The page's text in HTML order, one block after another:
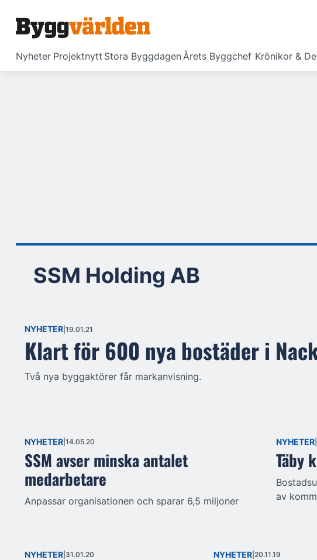
Nyheter Projektnytt Stora ByggdagenÅrets Byggchef Krönikor &
SSM Holding AB
NYHETER 19.01.21
Klart för 600 nya bostäder i
Två nya byggaktörer får markanvisning.
NYHETER 14.05.20
SSM avser minska antalet
medarbetare
Anpassar organisationen och sparar 6,5 miljoner
NYHETER
Täby
av
NYHETER 31.01.20 NYHETER 20.11.19